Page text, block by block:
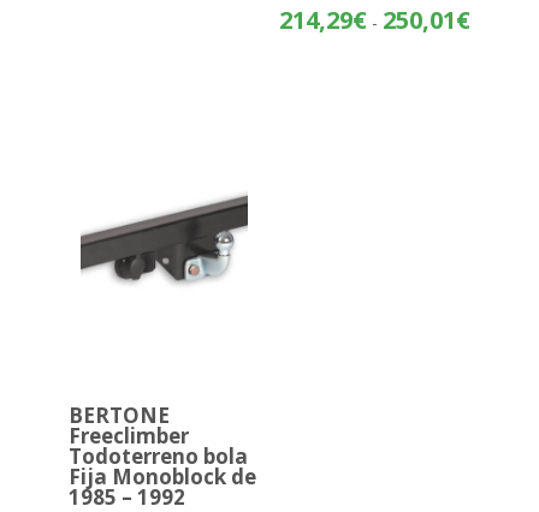
214,29€ - 250,01€Rango
BERTONE
Freeclimber
Todoterreno bola
Fija Monoblock de
1985 – 1992